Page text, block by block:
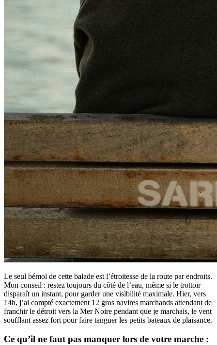
Le seul bémol de cette balade est l’étroitesse de la route par endroits.
Mon conseil : restez toujours du côté de l’eau, même si le trottoir
disparaît un instant, pour garder une visibilité maximale. Hier, vers
14h, j’ai compté exactement 12 gros navires marchands attendant de
franchir le détroit vers la Mer Noire pendant que je marchais, le vent
soufflant assez fort pour faire tanguer les petits bateaux de plaisance.
Ce qu’il ne faut pas manquer lors de votre marche :